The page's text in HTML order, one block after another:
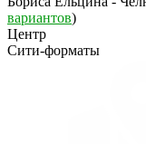
вариантов)
Центр
Сити-форматы